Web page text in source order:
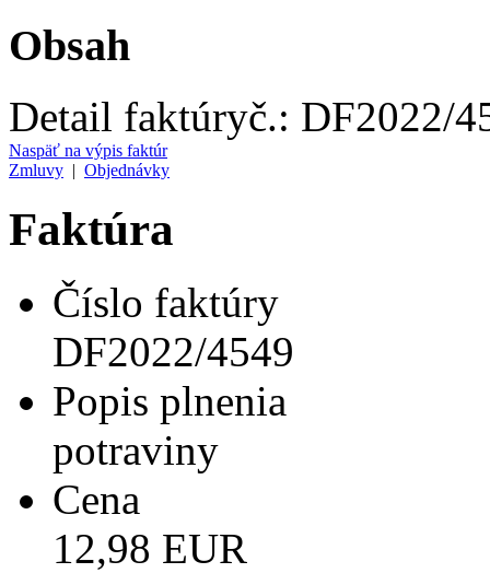
Obsah
Detail faktúryč.: DF2022/
Naspäť na výpis faktúr
Zmluvy | Objednávky
Faktúra
Číslo faktúry
DF2022/4549
Popis plnenia
potraviny
Cena
12,98 EUR